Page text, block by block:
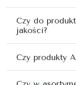
Czy do
jakości?
Czy produkty